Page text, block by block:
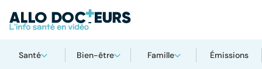
Santé Bien-être Famille Émissions